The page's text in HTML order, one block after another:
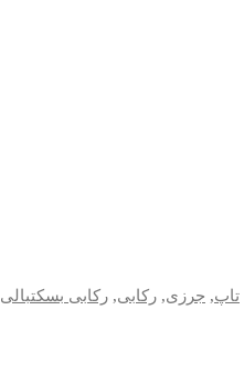
تاپ, جرزی, رکابی, رکابی بسکتبالی